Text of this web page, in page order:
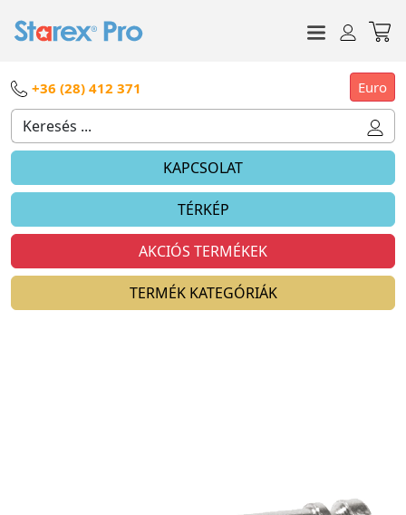
+36 (28) 412 371 Euro
KAPCSOLAT
TÉRKÉP
AKCIÓS TERMÉKEK
TERMÉK KATEGÓRIÁK